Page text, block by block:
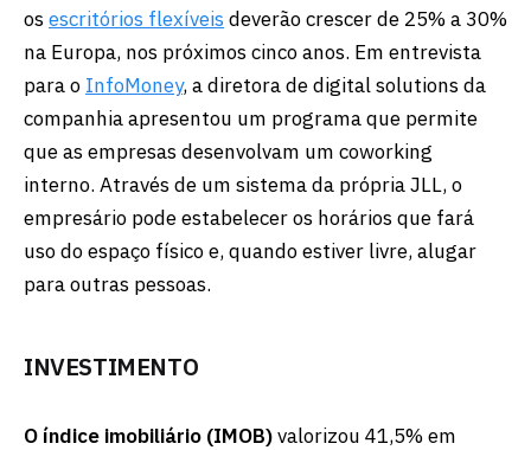
osescritórios flexíveis deverão crescer de 25% a 30%
na Europa, nos próximos cinco anos. Em entrevista
para o InfoMoney, a diretora de digital solutions da
companhia apresentou um programa que permite
que as empresas desenvolvam um coworking
interno. Através de um sistema da própria JLL, o
empresário pode estabelecer os horários que fará
uso do espaço físico e, quando estiver livre, alugar
para outras pessoas.
INVESTIMENTO
O índice imobiliário (IMOB)valorizou 41,5% em